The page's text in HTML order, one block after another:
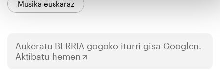
Musika euskaraz
Aukeratu BERRIA gogoko iturri gisa Googlen.
Aktibatu hemen